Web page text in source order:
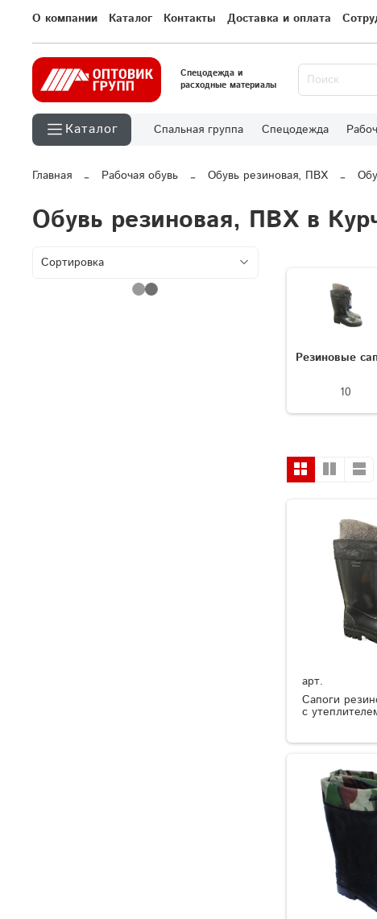
О компании Каталог Контакты Доставка и оплата
Спецодежда и
расходные материалы
Каталог Спальная группа Спецодежда
Главная Рабочая обувь Обувь резиновая, ПВХ
Обувь резиновая, ПВХ в
Резиновые
10
арт.
Сапоги
с